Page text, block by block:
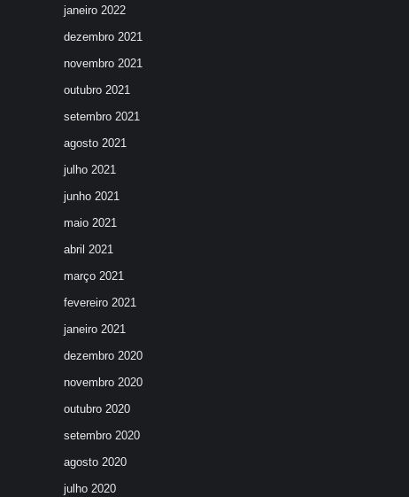
janeiro 2022
dezembro 2021
novembro 2021
outubro 2021
setembro 2021
agosto 2021
julho 2021
junho 2021
maio 2021
abril 2021
março 2021
fevereiro 2021
janeiro 2021
dezembro 2020
novembro 2020
outubro 2020
setembro 2020
agosto 2020
julho 2020